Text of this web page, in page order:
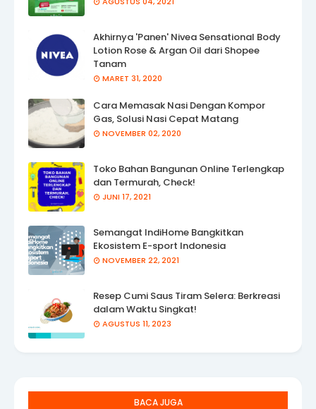
Akhirnya 'Panen' Nivea Sensational Body
Lotion Rose & Argan Oil dari Shopee
Tanam
MARET 31, 2020
Cara Memasak Nasi Dengan Kompor
Gas, Solusi Nasi Cepat Matang
NOVEMBER 02, 2020
Toko Bahan Bangunan Online Terlengkap
dan Termurah, Check!
JUNI 17, 2021
Semangat IndiHome Bangkitkan
Ekosistem E-sport Indonesia
NOVEMBER 22, 2021
Resep Cumi Saus Tiram Selera: Berkreasi
dalam Waktu Singkat!
AGUSTUS 11, 2023
BACA JUGA